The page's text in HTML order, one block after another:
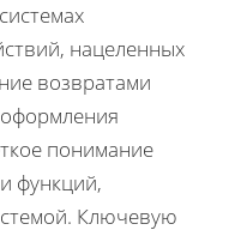
нацеленных
возвратами
понимание
функций,
Ключевую